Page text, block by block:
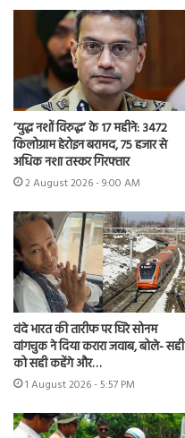
‘युद्ध नशों विरुद्ध’ के 17 महीने: 3472
किलोग्राम हेरोइन बरामद, 75 हजार से
अधिक नशा तस्कर गिरफ्तार
2 August 2026 - 9:00 AM
वंदे भारत की तारीफ पर घिरे सोनम
वांगचुक ने दिया करारा जवाब, बोले- सही
को सही कहेंगे और…
1 August 2026 - 5:57 PM